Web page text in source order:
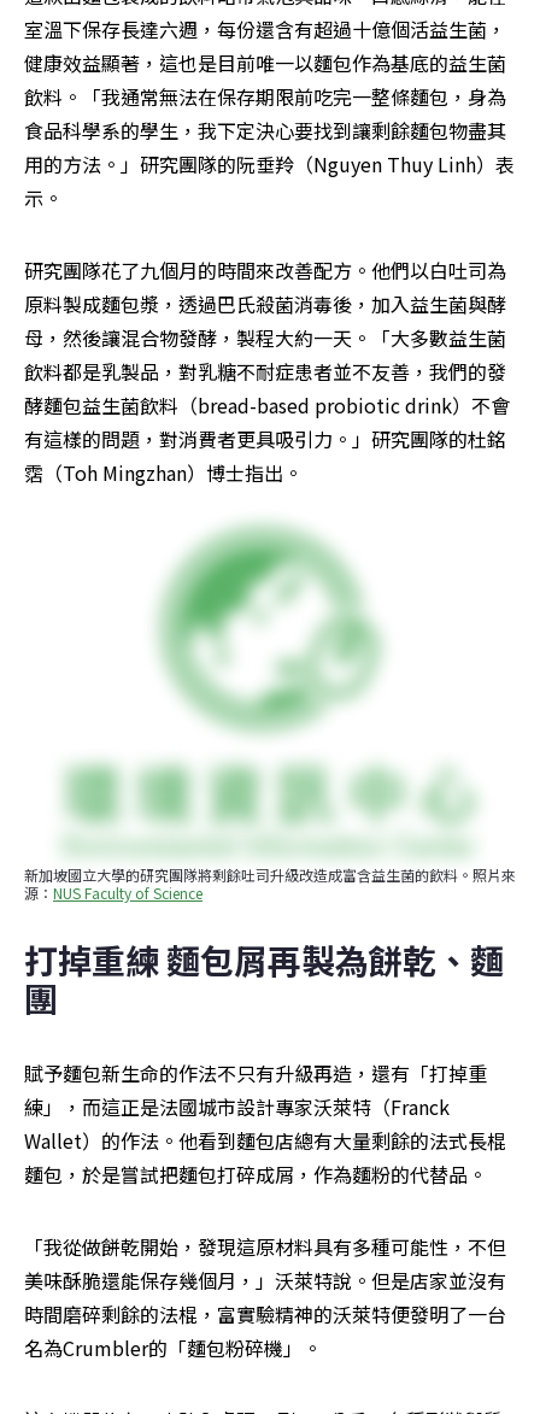
室溫下保存長達六週，每份還含有超過十億個活益生菌，
健康效益顯著，這也是目前唯一以麵包作為基底的益生菌
飲料。「我通常無法在保存期限前吃完一整條麵包，身為
食品科學系的學生，我下定決心要找到讓剩餘麵包物盡其
用的方法。」研究團隊的阮垂羚（Nguyen Thuy Linh）表
示。
研究團隊花了九個月的時間來改善配方。他們以白吐司為
原料製成麵包漿，透過巴氏殺菌消毒後，加入益生菌與酵
母，然後讓混合物發酵，製程大約一天。「大多數益生菌
飲料都是乳製品，對乳糖不耐症患者並不友善，我們的發
酵麵包益生菌飲料（bread-based probiotic drink）不會
有這樣的問題，對消費者更具吸引力。」研究團隊的杜銘
霑（Toh Mingzhan）博士指出。
新加坡國立大學的研究團隊將剩餘吐司升級改造成富含益生菌的飲料。照片來
源： NUS Faculty of Science
打掉重練麵包屑再製為餅乾、麵
團
賦予麵包新生命的作法不只有升級再造，還有「打掉重
練」，而這正是法國城市設計專家沃萊特（Franck
Wallet）的作法。他看到麵包店總有大量剩餘的法式長棍
麵包，於是嘗試把麵包打碎成屑，作為麵粉的代替品。
「我從做餅乾開始，發現這原材料具有多種可能性，不但
美味酥脆還能保存幾個月，」沃萊特說。但是店家並沒有
時間磨碎剩餘的法棍，富實驗精神的沃萊特便發明了一台
名為Crumbler的「麵包粉碎機」。